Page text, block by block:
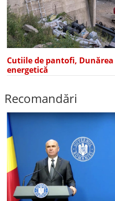
Cutiile de pantofi,
energetică
Recomandări